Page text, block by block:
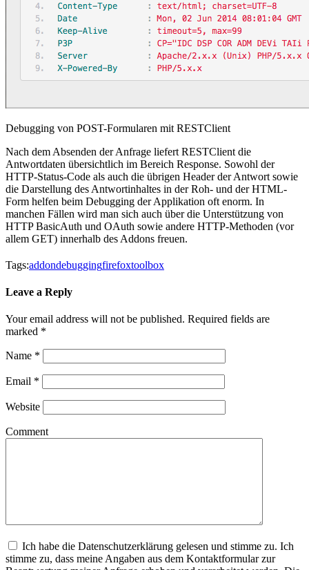
Debugging von POST-Formularen mit RESTClient
Nach dem Absenden der Anfrage liefert RESTClient die
Antwortdaten übersichtlich im Bereich Response. Sowohl der
HTTP-Status-Code als auch die übrigen Header der Antwort sowie
die Darstellung des Antwortinhaltes in der Roh- und der HTML-
Form helfen beim Debugging der Applikation oft enorm. In
manchen Fällen wird man sich auch über die Unterstützung von
HTTP BasicAuth und OAuth sowie andere HTTP-Methoden (vor
allem GET) innerhalb des Addons freuen.
Tags:addondebuggingfirefoxtoolbox
Leave a Reply
Your email address will not be published. Required fields are
marked *
Name *
Email *
Website
Comment
Ich habe die Datenschutzerklärung gelesen und stimme zu. Ich
stimme zu, dass meine Angaben aus dem Kontaktformular zur